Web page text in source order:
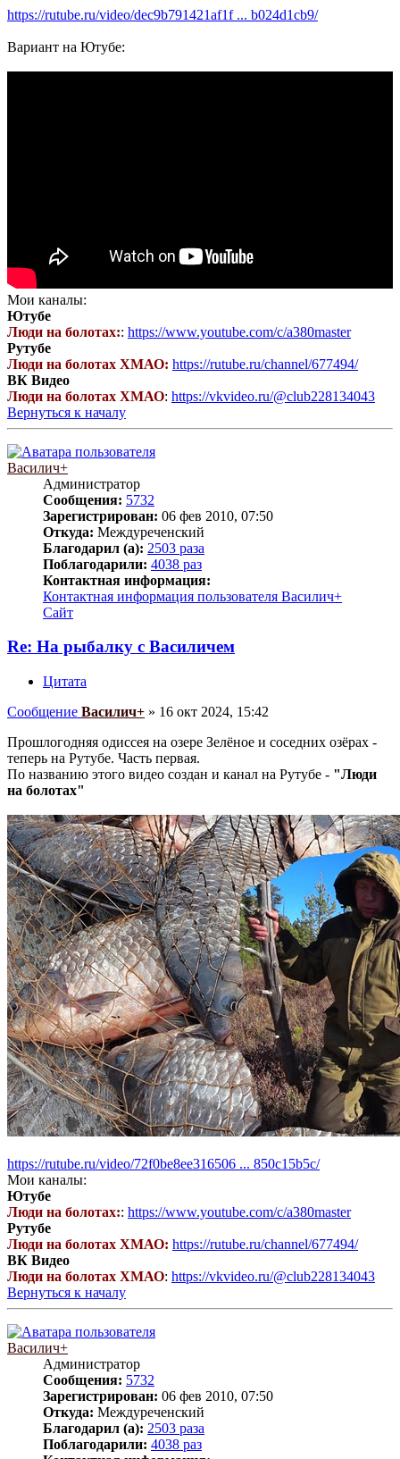
https://rutube.ru/video/dec9b791421af1f ... b024d1cb9/
Вариант на Ютубе:
Мои каналы:
Ютубе
Люди на болотах:: https://www.youtube.com/c/a380master
Рутубе
Люди на болотах ХМАО: https://rutube.ru/channel/677494/
ВК Видео
Люди на болотах ХМАО: https://vkvideo.ru/@club228134043
Вернуться к началу
Василич+
Администратор
Сообщения: 5732
Зарегистрирован: 06 фев 2010, 07:50
Откуда: Междуреченский
Благодарил (а): 2503 раза
Поблагодарили: 4038 раз
Контактная информация:
Контактная информация пользователя Василич+
Сайт
Re: На рыбалку с Василичем
Цитата
Сообщение Василич+ » 16 окт 2024, 15:42
Прошлогодняя одиссея на озере Зелёное и соседних озёрах -
теперь на Рутубе. Часть первая.
По названию этого видео создан и канал на Рутубе - "Люди
на болотах"
https://rutube.ru/video/72f0be8ee316506 ... 850c15b5c/
Мои каналы:
Ютубе
Люди на болотах:: https://www.youtube.com/c/a380master
Рутубе
Люди на болотах ХМАО: https://rutube.ru/channel/677494/
ВК Видео
Люди на болотах ХМАО: https://vkvideo.ru/@club228134043
Вернуться к началу
Василич+
Администратор
Сообщения: 5732
Зарегистрирован: 06 фев 2010, 07:50
Откуда: Междуреченский
Благодарил (а): 2503 раза
Поблагодарили: 4038 раз